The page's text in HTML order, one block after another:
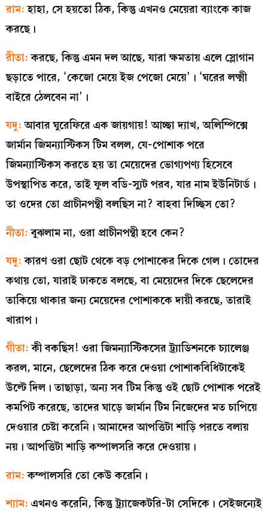
রাম:হাহা, সে হয়তো ঠিক, কিন্তু এখনও মেয়েরা ব্যাংকে কাজ
করছে।
রীতা:করছে, কিন্তু এমন দল আছে, যারা ক্ষমতায় এলে স্লোগান
ছড়াতে পারে, ‘কেজো মেয়ে ইজ পেজো মেয়ে’। ‘ঘরের লক্ষ্মী
বাইরে ঠেলবেন না’।
যদু:আবার ঘুরেফিরে এক জায়গায়! আচ্ছা দ্যাখ, অলিম্পিক্সে
জার্মান জিমন্যাস্টিকস টিম বলল, যে-পোশাক পরে
জিমন্যাস্টিকস করতে হয় তা মেয়েদের ভোগ্যপণ্য হিসেবে
উপস্থাপিত করে, তাই ফুল বডি-স্যুট পরব, যার নাম ইউনিটার্ড।
তা ওদের তো প্রাচীনপন্থী বলছিস না? বাহবা দিচ্ছিস তো?
নীতা:বুঝলাম না, ওরা প্রাচীনপন্থী হবে কেন?
যদু:কারণ ওরা ছোট থেকে বড় পোশাকের দিকে গেল। তোদের
কথায় তো, যারাই ঢাকতে বলছে, বা মেয়েদের দিকে ছেলেদের
তাকিয়ে থাকার জন্য মেয়েদের পোশাককে দায়ী করছে, তারাই
খারাপ।
গীতা:কী বকছিস! ওরা জিমন্যাস্টিকসের ট্র্যাডিশনকে চ্যালেঞ্জ
করল, মানে, ছেলেদের ঠিক করে দেওয়া পোশাকবিধিটাকেই
উল্টে দিল। তাছাড়া, অন্য সব টিম কিন্তু ওই ছোট পোশাক পরেই
কমপিট করেছে, তাদের ঘাড়ে জার্মান টিম নিজেদের মত চাপিয়ে
দেওয়ার চেষ্টা করেনি। আমাদের আপত্তিটা শাড়ি পরতে বলায়
নয়। আপত্তিটা শাড়ি কম্পালসরি করে দেওয়ায়।
রাম:কম্পালসরি তো কেউ করেনি।
শ্যাম: এখনও করেনি, কিন্তু ট্র্যাজেকটরি-টা সেদিকে। সেইজন্যেই